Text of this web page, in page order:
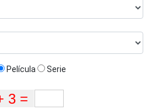
Película Serie